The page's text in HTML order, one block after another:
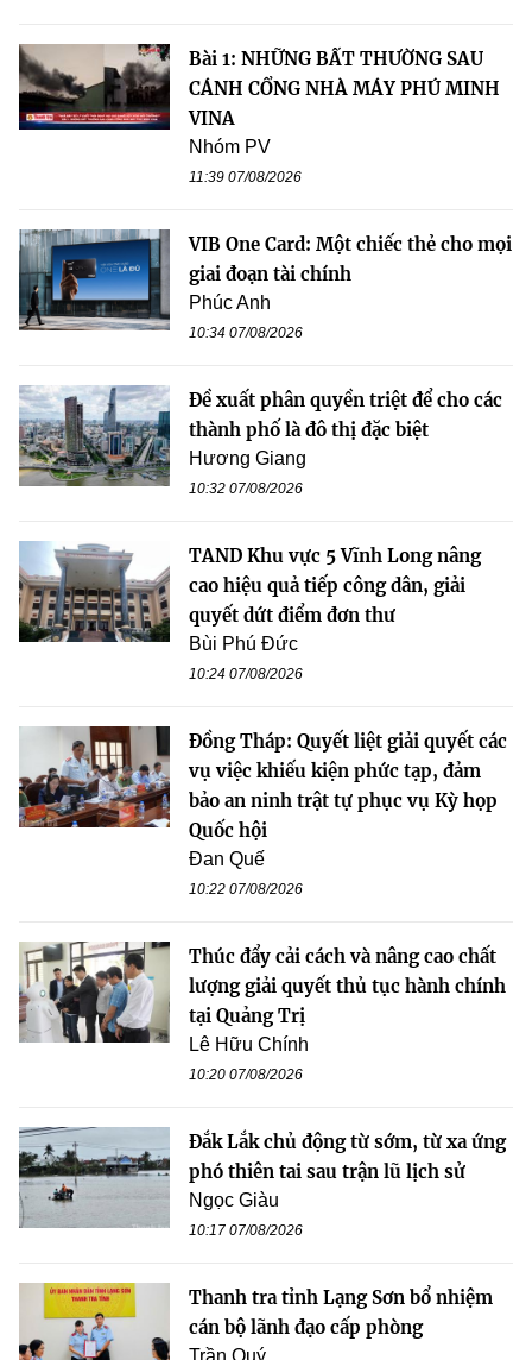
Bài 1: NHỮNG BẤT THƯỜNG SAU
CÁNH CỔNG NHÀ MÁY PHÚ MINH
VINA
Nhóm PV
11:39 07/08/2026
VIB One Card: Một chiếc thẻ cho mọi
giai đoạn tài chính
Phúc Anh
10:34 07/08/2026
Đề xuất phân quyền triệt để cho các
thành phố là đô thị đặc biệt
Hương Giang
10:32 07/08/2026
TAND Khu vực 5 Vĩnh Long nâng
cao hiệu quả tiếp công dân, giải
quyết dứt điểm đơn thư
Bùi Phú Đức
10:24 07/08/2026
Đồng Tháp: Quyết liệt giải quyết các
vụ việc khiếu kiện phức tạp, đảm
bảo an ninh trật tự phục vụ Kỳ họp
Quốc hội
Đan Quế
10:22 07/08/2026
Thúc đẩy cải cách và nâng cao chất
lượng giải quyết thủ tục hành chính
tại Quảng Trị
Lê Hữu Chính
10:20 07/08/2026
Đắk Lắk chủ động từ sớm, từ xa ứng
phó thiên tai sau trận lũ lịch sử
Ngọc Giàu
10:17 07/08/2026
Thanh tra tỉnh Lạng Sơn bổ nhiệm
cán bộ lãnh đạo cấp phòng